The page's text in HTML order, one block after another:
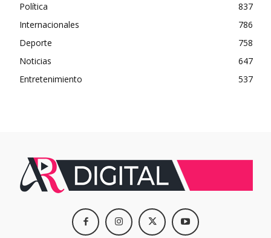
Política
837
Internacionales
786
Deporte
758
Noticias
647
Entretenimiento
537